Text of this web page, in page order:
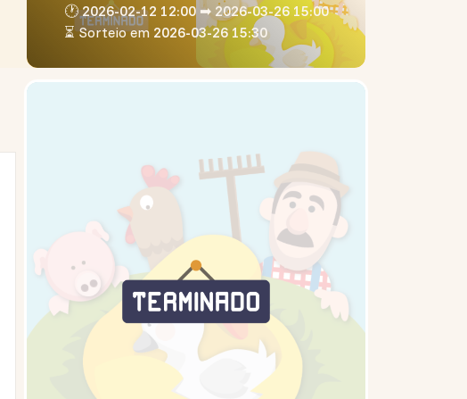
🕐 2026-02-12 12:00 ➡ 2026-03-26 15:00
⏳ Sorteio em 2026-03-26 15:30